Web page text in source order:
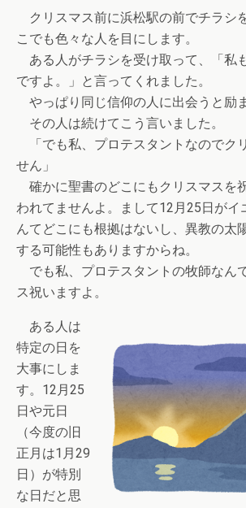
クリスマス前に浜松駅の前でチラシ
こでも色々な人を目にします。
ある人がチラシを受け取って、「私
ですよ。」と言ってくれました。
やっぱり同じ信仰の人に出会うと励
その人は続けてこう言いました。
「でも私、プロテスタントなのでク
せん」
確かに聖書のどこにもクリスマスを
われてませんよ。まして12月25日がイ
んてどこにも根拠はないし、異教の太
する可能性もありますからね。
でも私、プロテスタントの牧師なん
ス祝いますよ。
ある人は
特定の日を
大事にしま
す。12月25
日や元日
（今度の旧
正月は1月29
日）が特別
な日だと思